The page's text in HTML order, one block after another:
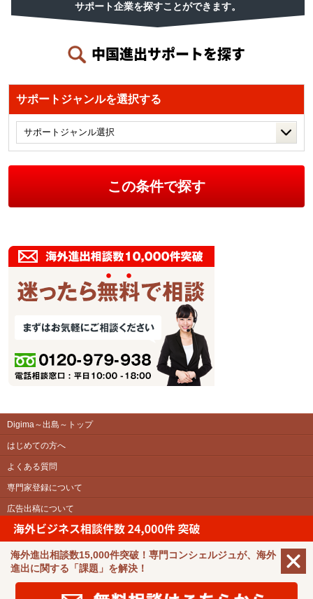
サポート企業を探すことができます。
中国進出サポートを探す
サポートジャンルを選択する
Digima～出島～トップ
はじめての方へ
よくある質問
専門家登録について
広告出稿について
運営会社
利用規約
免責事項
プライバシーポリシー
海外進出相談数15,000件突破！専門コンシェルジュが、海外
進出に関する「課題」を解決！